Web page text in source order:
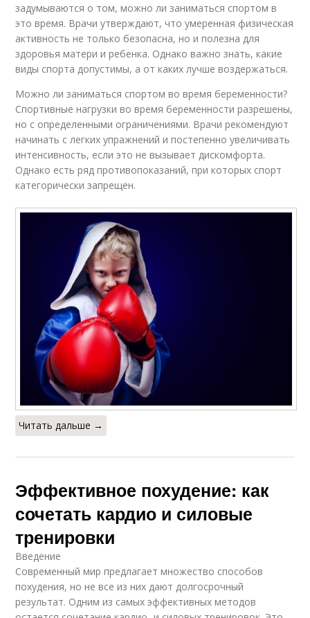
задумываются о том, можно ли заниматься спортом в
это время. Врачи утверждают, что умеренная физическая
активность не только безопасна, но и полезна для
здоровья матери и ребенка. Однако важно знать, какие
виды спорта допустимы, а от каких лучше воздержаться.
Можно ли заниматься спортом во время беременности?
Спортивные нагрузки во время беременности разрешены,
но с определенными ограничениями. Врачи рекомендуют
начинать с легких упражнений и постепенно увеличивать
интенсивность, если это не вызывает дискомфорта.
Однако есть ряд противопоказаний, при которых спорт
категорически запрещен.
Читать дальше →
Эффективное похудение: как
сочетать кардио и силовые
тренировки
Введение
Современный мир предлагает множество способов
похудения, но не все из них дают долгосрочный
результат. Одним из самых эффективных методов